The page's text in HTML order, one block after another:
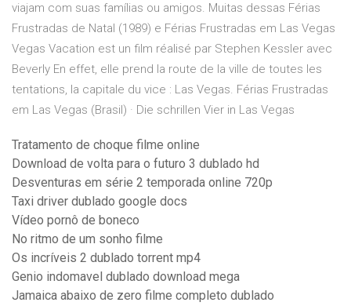
viajam com suas famílias ou amigos. Muitas dessas Férias
Frustradas de Natal (1989) e Férias Frustradas em Las Vegas
Vegas Vacation est un film réalisé par Stephen Kessler avec
Beverly En effet, elle prend la route de la ville de toutes les
tentations, la capitale du vice : Las Vegas. Férias Frustradas
em Las Vegas (Brasil) · Die schrillen Vier in Las Vegas
Tratamento de choque filme online
Download de volta para o futuro 3 dublado hd
Desventuras em série 2 temporada online 720p
Taxi driver dublado google docs
Vídeo pornô de boneco
No ritmo de um sonho filme
Os incríveis 2 dublado torrent mp4
Genio indomavel dublado download mega
Jamaica abaixo de zero filme completo dublado